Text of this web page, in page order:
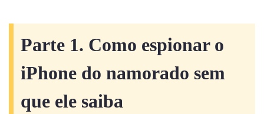
Parte 1. Como espionar o
iPhone do namorado sem
que ele saiba